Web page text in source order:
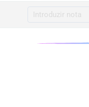
yip.su
iplogger.info